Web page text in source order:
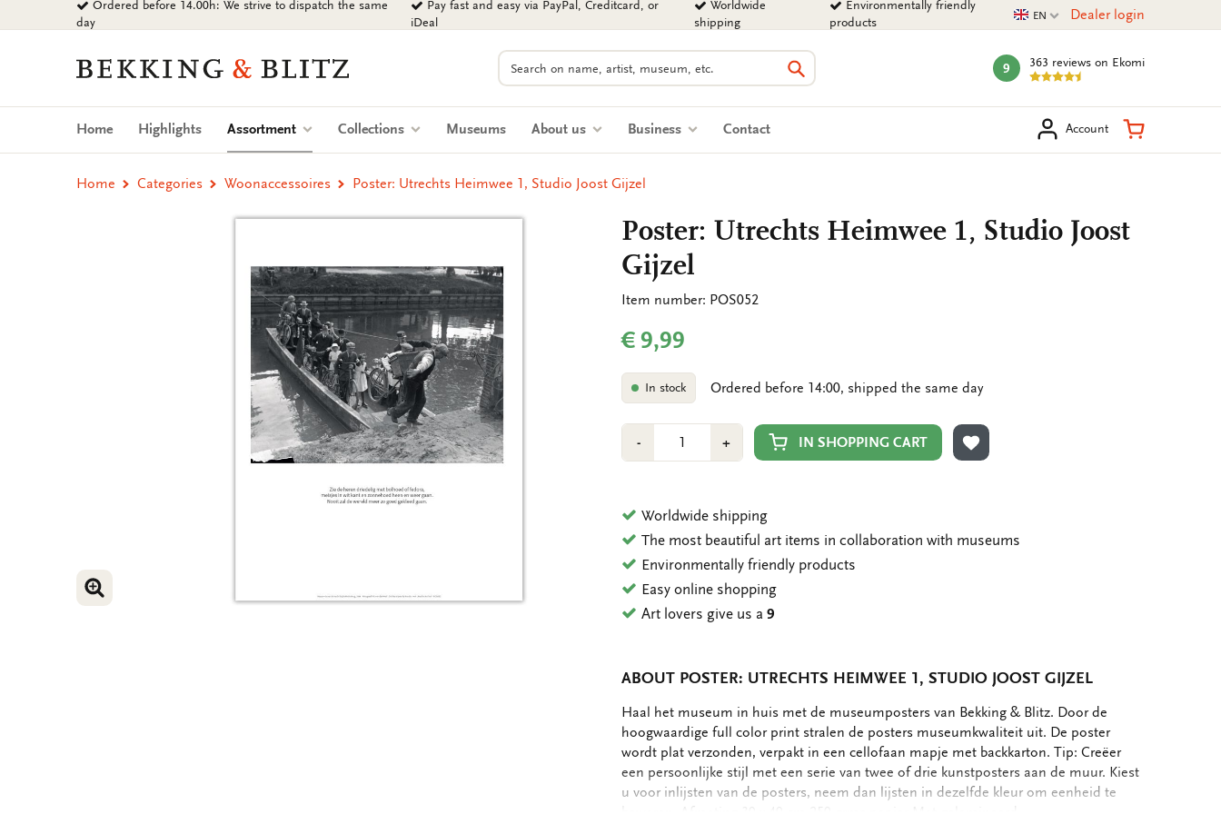
to
Ordered before 14.00h: We strive to dispatch the same
day
Pay fast and easy via PayPal, Creditcard, or
iDeal
Worldwide
shipping
Environmentally friendly
products
Current language
EN Dealer login
Bekking
Blitz
Uitgevers
Search
Search
mark:
9 363 reviews on Ekomi
Home Highlights Assortment (current)Collections Museums About us Business Contact Account Shopping
Home Categories Woonaccessoires Poster: Utrechts Heimwee 1, Studio Joost Gijzel
ENLARGE IMAGE
Poster: Utrechts Heimwee 1, Studio Joost
Gijzel
Item number: POS052
€ 9,99
In stock Ordered before 14:00, shipped the same day
-Min
1
+Plus
1
IN SHOPPING CART
ADD TO WISHLIST
Worldwide shipping
The most beautiful art items in collaboration with museums
Environmentally friendly products
Easy online shopping
Art lovers give us a9
ABOUT POSTER: UTRECHTS HEIMWEE 1, STUDIO JOOST GIJZEL
OMSCHRIJVING
Haal het museum in huis met de museumposters van Bekking & Blitz. Door de
hoogwaardige full color print stralen de posters museumkwaliteit uit. De poster
wordt plat verzonden, verpakt in een cellofaan mapje met backkarton. Tip: Creëer
een persoonlijke stijl met een serie van twee of drie kunstposters aan de muur. Kiest
u voor inlijsten van de posters, neem dan lijsten in dezelfde kleur om eenheid te